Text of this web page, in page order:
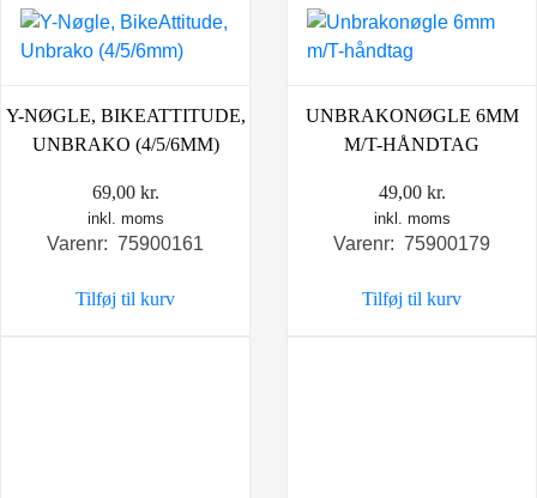
Y-NØGLE, BIKEATTITUDE,
UNBRAKO (4/5/6MM)
69,00 kr.
inkl. moms
Varenr: 75900161
Tilføj til kurv
UNBRAKONØGLE 6MM
M/T-HÅNDTAG
49,00 kr.
inkl. moms
Varenr: 75900179
Tilføj til kurv